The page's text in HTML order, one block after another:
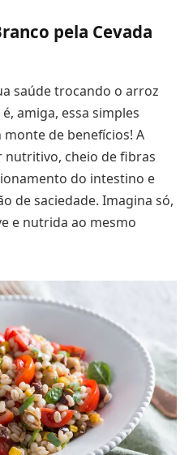
pela Cevada
saúde trocando o arroz
amiga, essa simples
de benefícios! A
nutritivo, cheio de fibras
do intestino e
de saciedade. Imagina só,
e nutrida ao mesmo